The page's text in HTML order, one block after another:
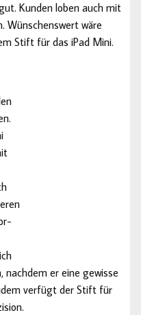
Kunden loben auch mit
Wünschenswert wäre
Stift für das iPad Mini.
er eine gewisse
verfügt der Stift für